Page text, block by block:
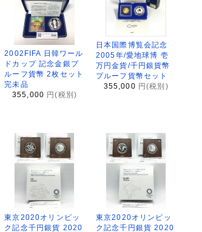
2002FIFA 日韓ワール
ドカップ 記念金銀プ
ルーフ貨幣 2枚セット
完未品
355,000 円(税別)
日本国際博覧会記念
2005年/愛地球博 壱
万円金貨/千円銀貨幣
プルーフ貨幣セット
355,000 円(税別)
東京2020オリンピッ
ク記念千円銀貨 2020
東京2020オリンピッ
ク記念千円銀貨 2020